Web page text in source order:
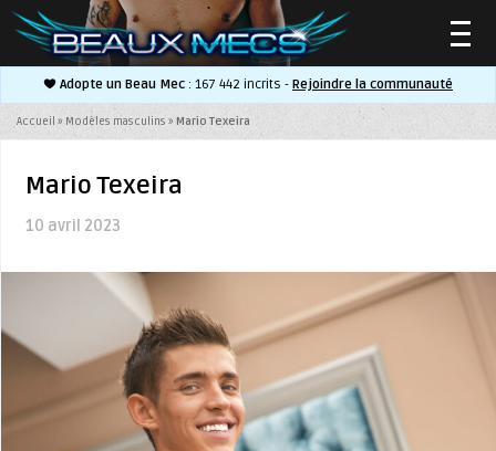
Adopte un Beau Mec : 167 442 incrits - Rejoindre la communauté
Accueil » Modèles masculins » Mario Texeira
Mario Texeira
10 avril 2023
▼